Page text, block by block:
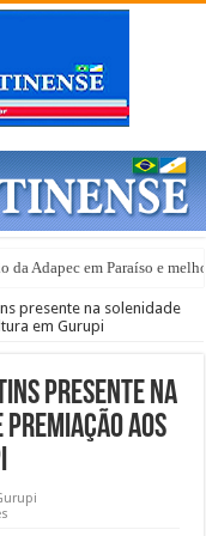
Adapec em Paraíso e
Covid-19
presente na solenidade
em Gurupi
presente na
premiação aos